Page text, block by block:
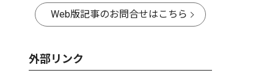
Web版記事のお問合せはこちら
外部リンク